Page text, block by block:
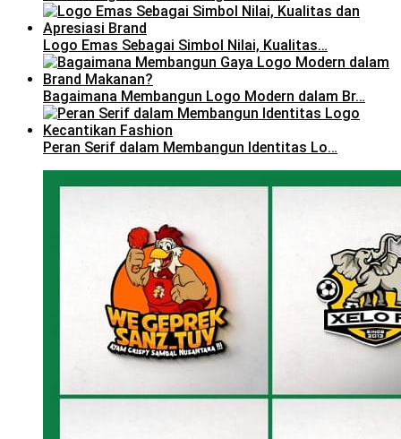
Logo Emas Sebagai Simbol Nilai, Kualitas…
Bagaimana Membangun Logo Modern dalam Br…
Peran Serif dalam Membangun Identitas Lo…